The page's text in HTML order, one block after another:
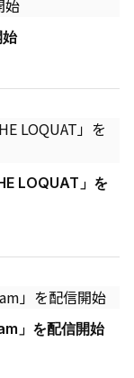
LOQUAT」を
」を配信開始